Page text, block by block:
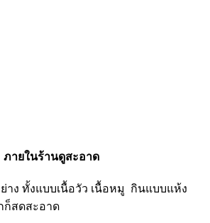
ภายในร้านดูสะอาด
าง ทั้งแบบเนื้อวัว เนื้อหมู กินแบบแห้ง
ก็สดสะอาด